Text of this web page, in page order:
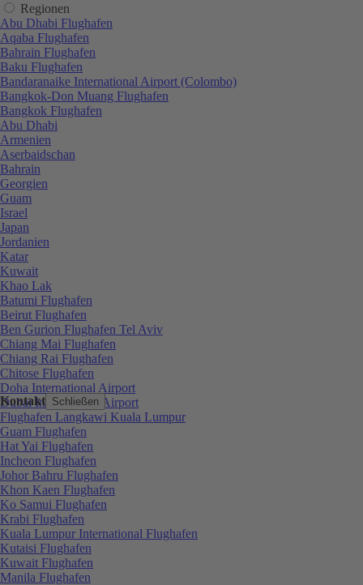
Kontakt Schließen
Regionen
Abu Dhabi Flughafen
Aqaba Flughafen
Bahrain Flughafen
Baku Flughafen
Bandaranaike International Airport (Colombo)
Bangkok-Don Muang Flughafen
Bangkok Flughafen
Abu Dhabi
Armenien
Aserbaidschan
Bahrain
Georgien
Guam
Israel
Japan
Jordanien
Katar
Kuwait
Khao Lak
Batumi Flughafen
Beirut Flughafen
Ben Gurion Flughafen Tel Aviv
Chiang Mai Flughafen
Chiang Rai Flughafen
Chitose Flughafen
Doha International Airport
Dubai International Airport
Flughafen Langkawi Kuala Lumpur
Guam Flughafen
Hat Yai Flughafen
Incheon Flughafen
Johor Bahru Flughafen
Khon Kaen Flughafen
Ko Samui Flughafen
Krabi Flughafen
Kuala Lumpur International Flughafen
Kutaisi Flughafen
Kuwait Flughafen
Manila Flughafen